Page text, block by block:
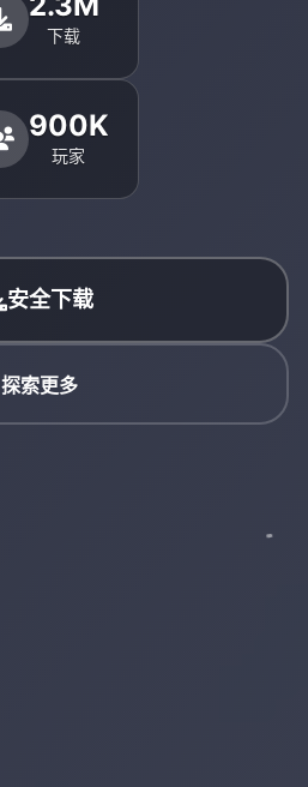
下载
900K
玩家
安全下载
探索更多